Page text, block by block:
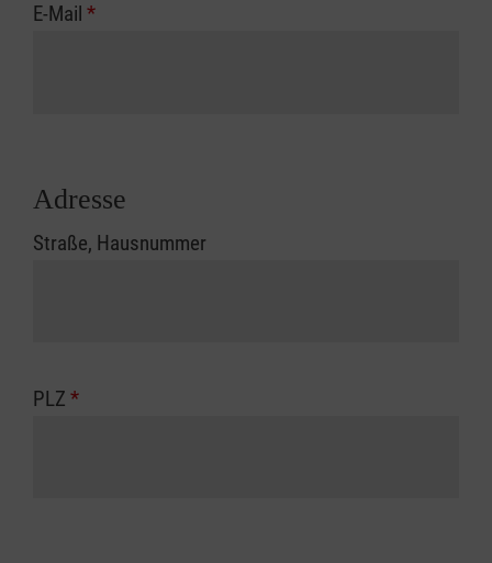
E-Mail *
Adresse
Straße, Hausnummer
PLZ *